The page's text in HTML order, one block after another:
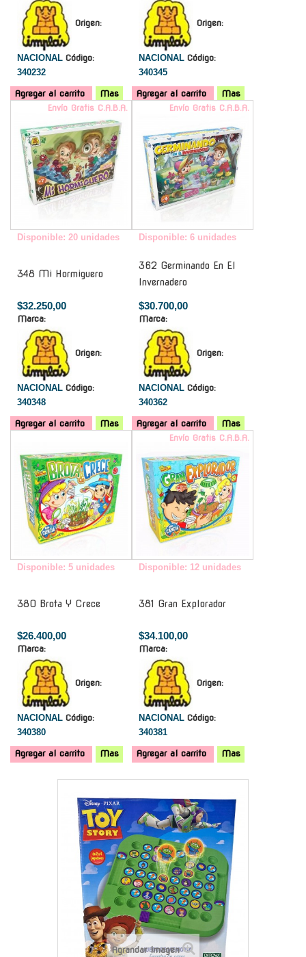
Origen:
NACIONAL Código:
340232
Agregar al carrito Mas
Origen:
NACIONAL Código:
340345
Agregar al carrito
Mas
Envío Gratis C.A.B.A.
Disponible: 20 unidades
348 Mi Hormiguero
$32.250,00
Marca:
Origen:
NACIONAL Código:
340348
Agregar al carrito Mas
Envío Gratis C.A.B.A.
Disponible: 6 unidades
362 Germinando En El
Invernadero
$30.700,00
Marca:
Origen:
NACIONAL Código:
340362
Agregar al carrito
Mas
Disponible: 5 unidades
380 Brota Y Crece
$26.400,00
Marca:
Origen:
NACIONAL Código:
340380
Agregar al carrito Mas
Envío Gratis C.A.B.A.
Disponible: 12 unidades
381 Gran Explorador
$34.100,00
Marca:
Origen:
NACIONAL Código:
340381
Agregar al carrito Mas
Agrandar Imagen